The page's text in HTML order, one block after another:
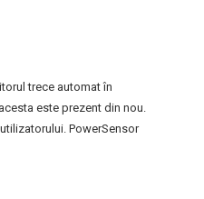
trece automat în
este prezent din nou.
PowerSensor